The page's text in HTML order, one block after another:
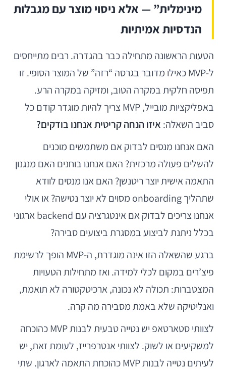
מינימלית” — אלא ניסוי מוצר עם מגבלות
הנדסיות אמיתיות
הטעות הראשונה מתחילה כבר בהגדרה. רבים מתייחסים
ל-MVP כאילו מדובר בגרסה “רזה” של המוצר הסופי. זו
תפיסה חלקית במקרה הטוב, ומזיקה במקרה הרע.
באפליקציות מובייל, MVP צריך להיות מוגדר קודם כל
סביב השאלה: איזו הנחה קריטית אנחנו בודקים?
האם אנחנו מנסים לבדוק אם משתמשים מוכנים
להשלים פעולה מרכזית? האם אנחנו בוחנים האם מנגנון
התאמה אישית יוצר ריטנשן? האם אנו מנסים לוודא
שתהליך onboarding מסוים לא יוצר נטישה? או אולי
אנחנו צריכים לבדוק אם אינטגרציה עם backend ארגוני
בכלל ניתנת לביצוע במסגרת ביצועים סבירה?
ברגע שהשאלה הזו אינה מוגדרת, ה-MVP הופך לרשימת
פיצ’רים במקום לכלי למידה. ואז מתחילות הטעויות
המצטברות: תכולה לא נכונה, ארכיטקטורה לא תואמת,
ואנליטיקה שלא באמת מסבירה מה קרה.
לצוותי סטארטאפ יש נטייה טבעית לבנות MVP כהוכחה
למשקיעים או לשוק. לצוותי אנטרפרייז, לעומת זאת, יש
לעיתים נטייה לבנות MVP כהוכחת התאמה לארגון. שתי